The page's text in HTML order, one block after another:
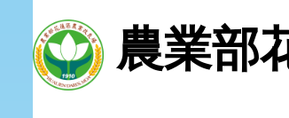
農業部